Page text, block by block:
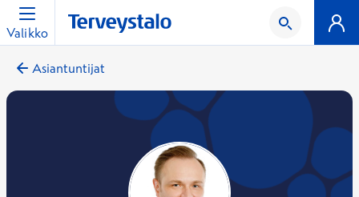
Valikko
Asiantuntijat